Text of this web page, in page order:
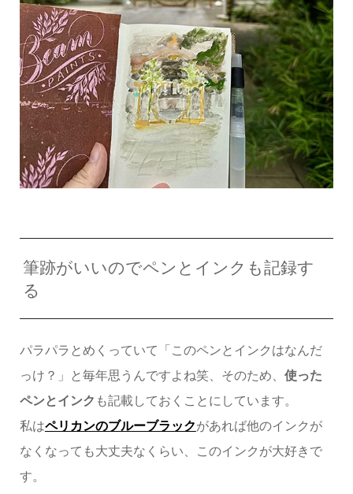
筆跡がいいのでペンとインクも記録す
る
パラパラとめくっていて「このペンとインクはなんだ
っけ？」と毎年思うんですよね笑、そのため、 使った
ペンとインク も記載しておくことにしています。
私はペリカンのブルーブラックがあれば他のインクが
なくなっても大丈夫なくらい、このインクが大好きで
す。